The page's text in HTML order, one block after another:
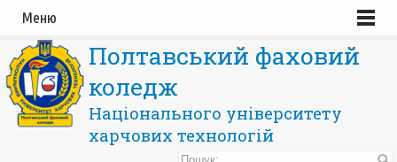
Меню
Полтавський фаховий
коледж
Національного університету
харчових технологій